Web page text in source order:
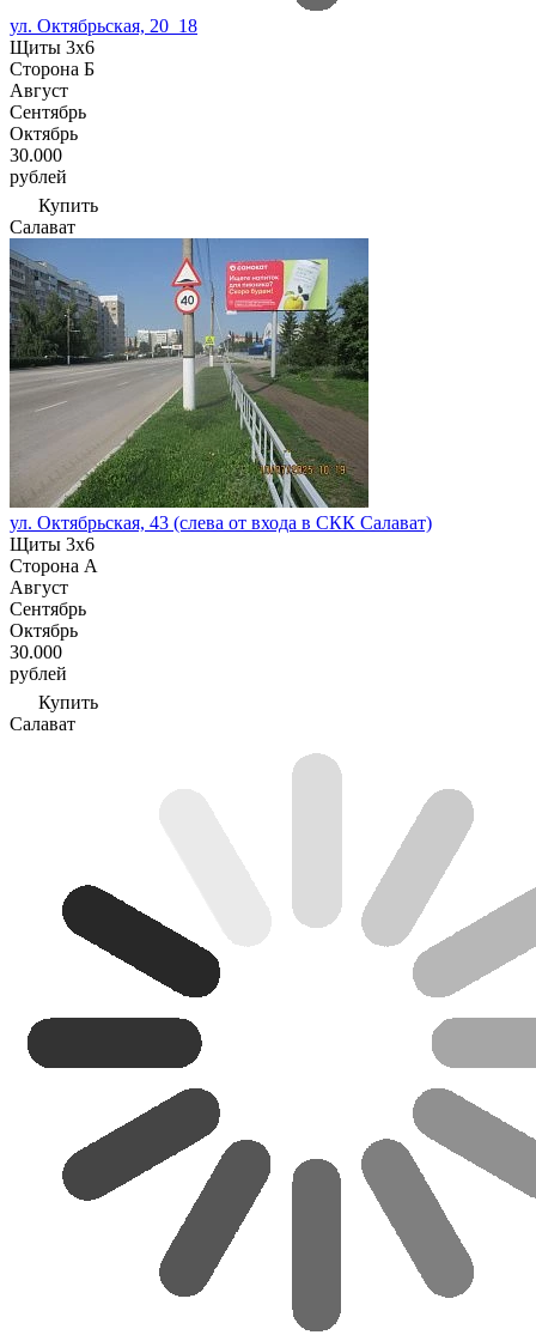
ул. Октябрьская, 20_18
Щиты 3х6
Сторона Б
Август
Сентябрь
Октябрь
30.000
рублей
Купить
Салават
ул. Октябрьская, 43 (слева от входа в СКК Салават)
Щиты 3х6
Сторона А
Август
Сентябрь
Октябрь
30.000
рублей
Купить
Салават